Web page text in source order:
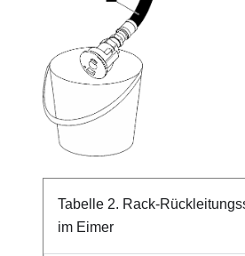
Tabelle 2. Rack-
im Eimer